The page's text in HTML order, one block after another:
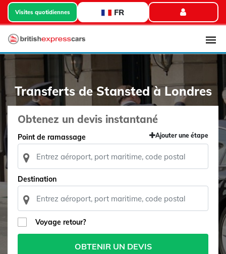
Visites quotidiennes FR
Transferts de Stansted à Londres
Obtenez un devis instantané
Point de ramassage Ajouter une étape
Destination
Voyage retour?
OBTENIR UN DEVIS